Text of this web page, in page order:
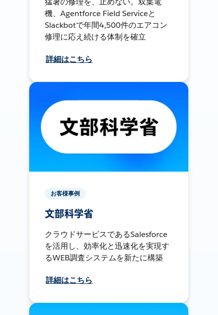
機、Agentforce Field Serviceと
Slackbotで年間4,500件のエアコン
修理に応え続ける体制を確立
詳細はこちら
お客様事例
文部科学省
クラウドサービスであるSalesforce
を活用し、効率化と迅速化を実現す
るWEB調査システムを新たに構築
詳細はこちら